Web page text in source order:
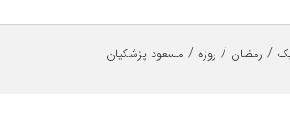
/ رمضان / روزه / مسعود پزشکیان